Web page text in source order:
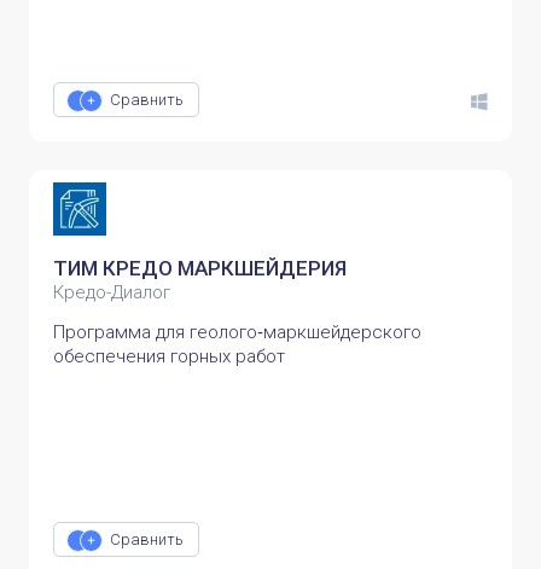
Сравнить
ТИМ КРЕДО МАРКШЕЙДЕРИЯ
Кредо-Диалог
Программа для геолого‑маркшейдерского
обеспечения горных работ
Сравнить